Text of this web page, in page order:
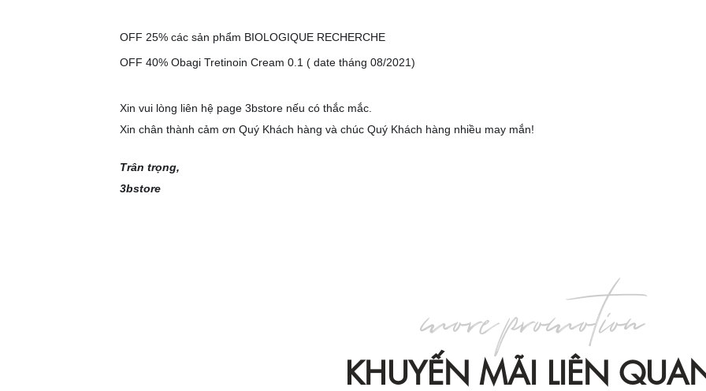
OFF 25% các sản phẩm BIOLOGIQUE RECHERCHE
OFF 40% Obagi Tretinoin Cream 0.1 ( date tháng 08/2021)
Xin vui lòng liên hệ page 3bstore nếu có thắc mắc.
Xin chân thành cảm ơn Quý Khách hàng và chúc Quý Khách hàng nhiều may mắn!
Trân trọng,
3bstore
KHUYẾN MÃI LIÊN
more promotion